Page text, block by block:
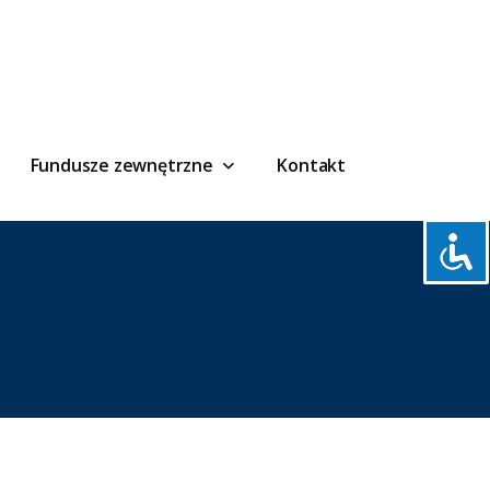
Fundusze zewnętrzne Kontakt